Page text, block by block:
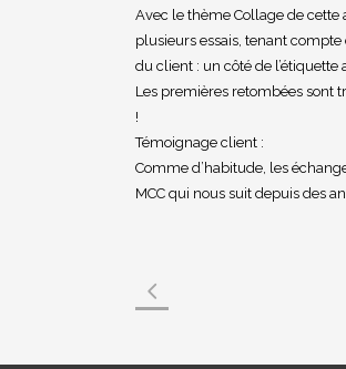
Avec le thème Collage de cette
plusieurs essais, tenant
du client : un côté de
Les premières retombées sont
!
Témoignage client :
Comme d’habitude, les
MCC qui nous suit depuis des